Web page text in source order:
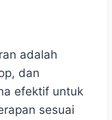
adalah
dan
efektif untuk
sesuai